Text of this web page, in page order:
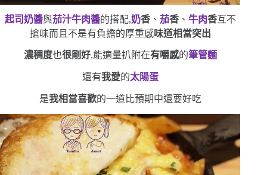
起司奶醬與茄汁牛肉醬的搭配,奶香、 茄香、 牛肉香互不
搶味而且不是有負擔的厚重感味道相當突出
濃稠度也很剛好,能適量扒附在有嚼感的筆管麵
還有我愛的太陽蛋
是我相當喜歡的一道比預期中還要好吃